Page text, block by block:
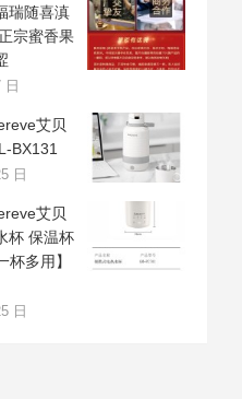
瑞随喜滇
宗蜜香果
日
艾贝
BX131
日
艾贝
杯 保温杯
杯多用】
日